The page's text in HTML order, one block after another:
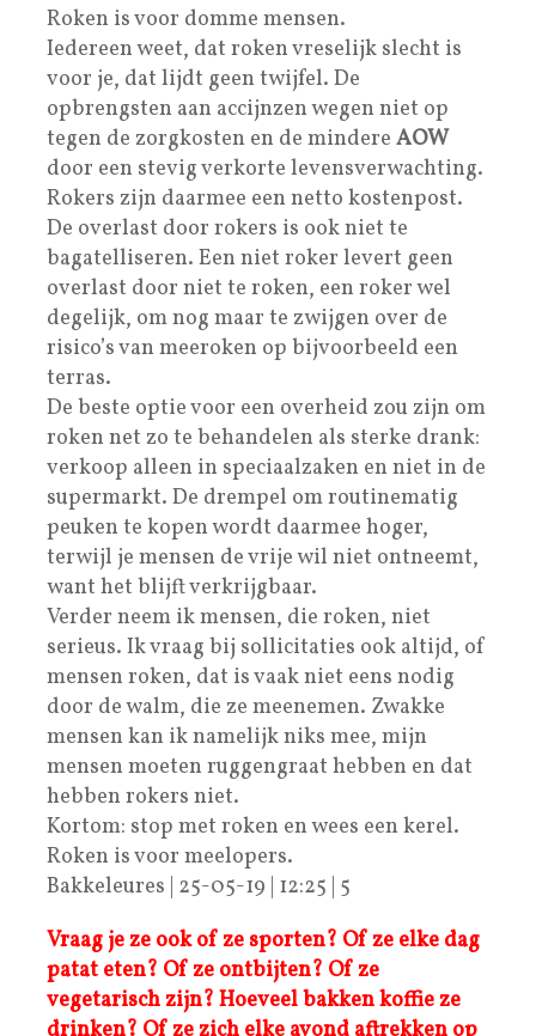
Roken is voor domme mensen.
Iedereen weet, dat roken vreselijk slecht is
voor je, dat lijdt geen twijfel. De
opbrengsten aan accijnzen wegen niet op
tegen de zorgkosten en de mindere AOW
door een stevig verkorte levensverwachting.
Rokers zijn daarmee een netto kostenpost.
De overlast door rokers is ook niet te
bagatelliseren. Een niet roker levert geen
overlast door niet te roken, een roker wel
degelijk, om nog maar te zwijgen over de
risico’s van meeroken op bijvoorbeeld een
terras.
De beste optie voor een overheid zou zijn om
roken net zo te behandelen als sterke drank:
verkoop alleen in speciaalzaken en niet in de
supermarkt. De drempel om routinematig
peuken te kopen wordt daarmee hoger,
terwijl je mensen de vrije wil niet ontneemt,
want het blijft verkrijgbaar.
Verder neem ik mensen, die roken, niet
serieus. Ik vraag bij sollicitaties ook altijd, of
mensen roken, dat is vaak niet eens nodig
door de walm, die ze meenemen. Zwakke
mensen kan ik namelijk niks mee, mijn
mensen moeten ruggengraat hebben en dat
hebben rokers niet.
Kortom: stop met roken en wees een kerel.
Roken is voor meelopers.
Bakkeleures | 25-05-19 | 12:25 | 5
Vraag je ze ook of ze sporten? Of ze elke dag
patat eten? Of ze ontbijten? Of ze
vegetarisch zijn? Hoeveel bakken koffie ze